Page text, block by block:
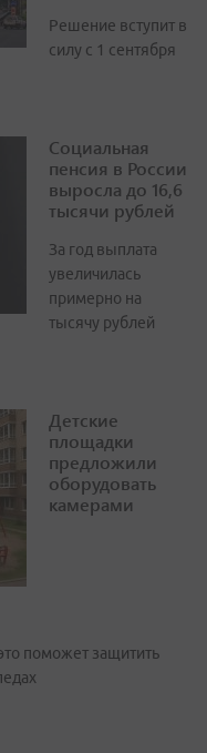
Решение вступит в
силу с 1 сентября
Социальная
пенсия в России
выросла до 16,6
тысячи рублей
За год выплата
увеличилась
примерно на
тысячу рублей
Детские
площадки
предложили
оборудовать
камерами
поможет защитить